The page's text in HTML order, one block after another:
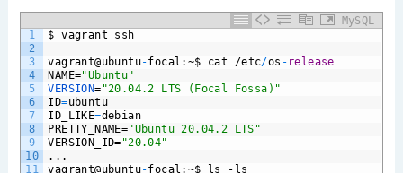
MySQL
1
2
3
4
5
6
7
8
9
10
11
$ vagrant ssh
vagrant@ubuntu-focal:~$ cat /etc/os - release
NAME="Ubuntu"
VERSION= "20.04.2 LTS (Focal Fossa)"
ID=ubuntu
ID_LIKE=debian
PRETTY_NAME="Ubuntu 20.04.2 LTS"
VERSION_ID= "20.04"
...
vagrant@ubuntu-focal:~$ ls -ls